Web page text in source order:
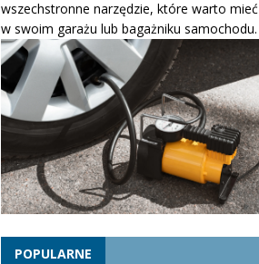
wszechstronne narzędzie, które warto mieć
w swoim garażu lub bagażniku samochodu.
POPULARNE